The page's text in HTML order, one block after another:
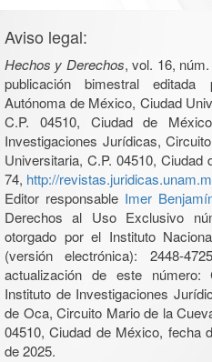
Aviso legal:
Hechos y Derechos, vol. 16,
publicación bimestral
Autónoma de México, Ciudad
C.P. 04510, Ciudad de
Investigaciones Jurídicas,
Universitaria, C.P. 04510,
74, http://
Editor responsable Imer
Derechos al Uso Exclusivo
otorgado por el Instituto
(versión electrónica): 2448-
actualización de este número:
Instituto de Investigaciones
de Oca, Circuito Mario de la
04510, Ciudad de México, fecha
de 2025.